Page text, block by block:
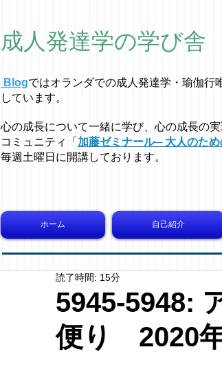
成人発達学の学び舎
Blogではオラ ンダでの成人発達学・ 瑜伽行
しています。
心の成長について一緒に学び、心の成長の
コミュニティ「 加藤ゼミナール─ 大人のた
毎週土曜日に開講しております。
ホーム 自己紹介
5945-5948:
便り 2020年
読了時間: 15分